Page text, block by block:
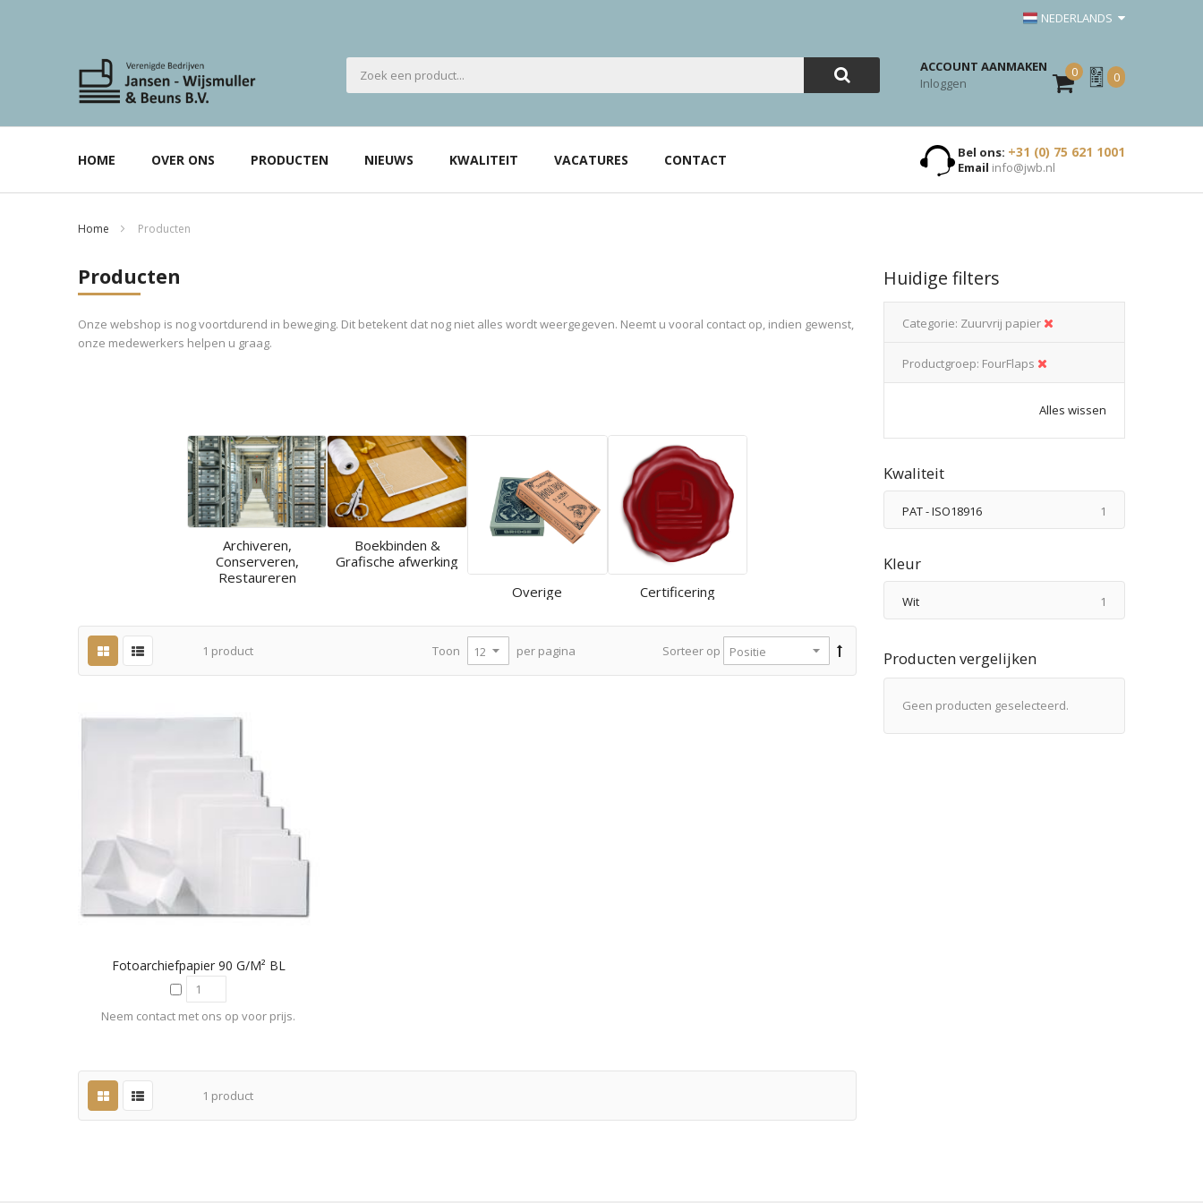
NEDERLANDS
ACCOUNT AANMAKEN
Inloggen
0
Mijn
Offerte
0
HOME OVER ONS PRODUCTEN NIEUWS KWALITEIT VACATURES CONTACT Bel ons: +31 (0) 75 621 1001
Email info@jwb.nl
Home Producten
Producten
Onze webshop is nog voortdurend in beweging. Dit betekent dat nog niet alles wordt weergegeven. Neemt u vooral contact op, indien gewenst,
onze medewerkers helpen u graag.
Archiveren,
Conserveren,
Restaureren
Boekbinden &
Grafische afwerking
Overige
Certificering
1 product Sorteer op
Toon per pagina
Fotoarchiefpapier 90 G/m² BL
Neem contact met ons op voor prijs.
1 product
Huidige filters
Categorie Zuurvrij papier
Productgroep FourFlaps
Alles wissen
Kwaliteit
PAT - ISO18916 1
Kleur
Wit 1
Producten vergelijken
Geen producten geselecteerd.